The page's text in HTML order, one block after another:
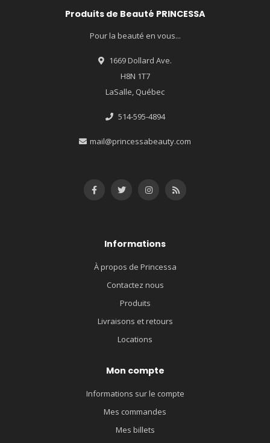
Produits de Beauté PRINCESSA
Pour la beauté en vous...
1669 Dollard Ave.
H8N 1T7
LaSalle, Québec
514-595-4894
mail@princessabeauty.com
Informations
À propos de Princessa
Contactez nous
Produits
Livraisons et retours
Locations
Mon compte
Informations sur le compte
Mes commandes
Mes billets